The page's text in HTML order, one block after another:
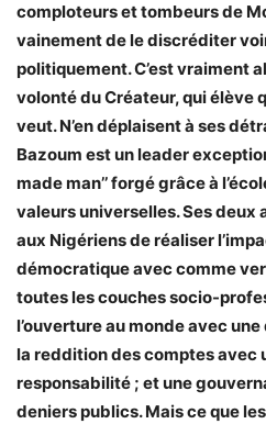
comploteurs et tombeurs de
vainement de le discréditer
politiquement. C’est vraiment
volonté du Créateur, qui élève
veut. N’en déplaisent à ses
Bazoum est un leader
made man’’ forgé grâce à
valeurs universelles. Ses deux
aux Nigériens de réaliser
démocratique avec comme
toutes les couches socio-
l’ouverture au monde avec
la reddition des comptes avec
responsabilité ; et une
deniers publics. Mais ce que